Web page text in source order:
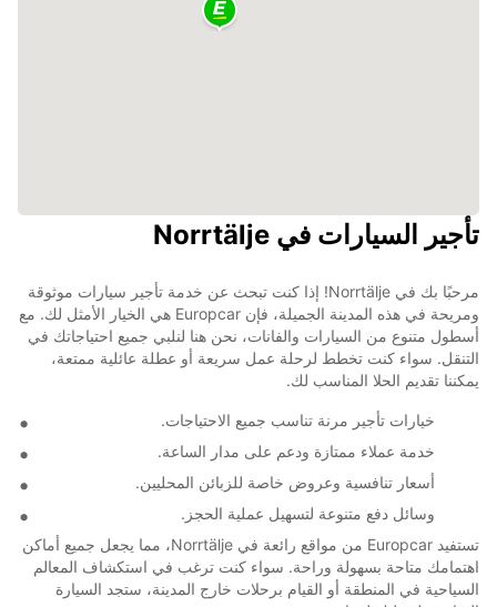
تأجير السيارات في Norrtälje
مرحبًا بك في Norrtälje! إذا كنت تبحث عن خدمة تأجير سيارات موثوقة
ومريحة في هذه المدينة الجميلة، فإن Europcar هي الخيار الأمثل لك. مع
أسطول متنوع من السيارات والفانات، نحن هنا لنلبي جميع احتياجاتك في
التنقل. سواء كنت تخطط لرحلة عمل سريعة أو عطلة عائلية ممتعة،
يمكننا تقديم الحلا المناسب لك.
خيارات تأجير مرنة تناسب جميع الاحتياجات.
خدمة عملاء ممتازة ودعم على مدار الساعة.
أسعار تنافسية وعروض خاصة للزبائن المحليين.
وسائل دفع متنوعة لتسهيل عملية الحجز.
تستفيد Europcar من مواقع رائعة في Norrtälje، مما يجعل جميع أماكن
اهتمامك متاحة بسهولة وراحة. سواء كنت ترغب في استكشاف المعالم
السياحية في المنطقة أو القيام برحلات خارج المدينة، ستجد السيارة